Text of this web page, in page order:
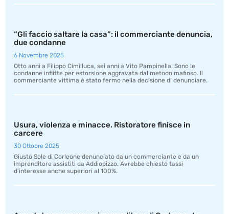
“Gli faccio saltare la casa”: il commerciante denuncia,
due condanne
6 Novembre 2025
Otto anni a Filippo Cimilluca, sei anni a Vito Pampinella. Sono le
condanne inflitte per estorsione aggravata dal metodo mafioso. Il
commerciante vittima è stato fermo nella decisione di denunciare.
Usura, violenza e minacce. Ristoratore finisce in
carcere
30 Ottobre 2025
Giusto Sole di Corleone denunciato da un commerciante e da un
imprenditore assistiti da Addiopizzo. Avrebbe chiesto tassi
d’interesse anche superiori al 100%.